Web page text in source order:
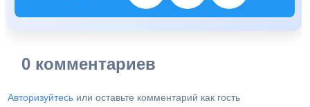
0 комментариев
Авторизуйтесь или оставьте комментарий как гость